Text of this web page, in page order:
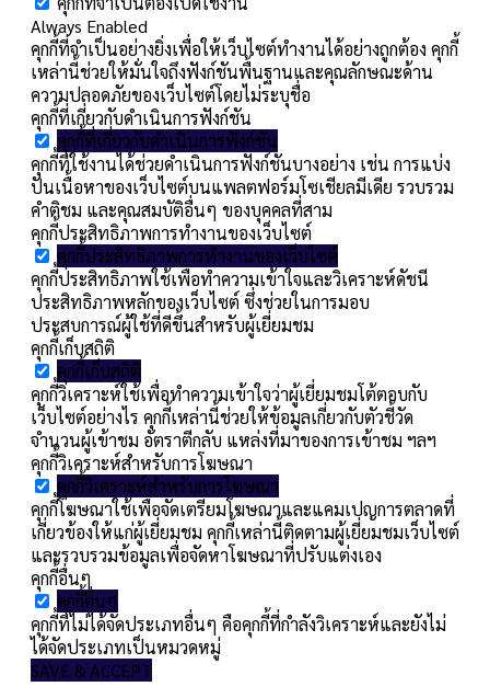
Always Enabled
คุกกี้ที่จำเป็นอย่างยิ่งเพื่อให้เว็บไซต์ทำงานได้อย่างถูกต้อง คุกกี้
เหล่านี้ช่วยให้มั่นใจถึงฟังก์ชันพื้นฐานและคุณลักษณะด้าน
ความปลอดภัยของเว็บไซต์โดยไม่ระบุชื่อ
คุกกี้ที่เกี่ยวกับดำเนินการฟังก์ชัน
คุกกี้ที่เกี่ยวกับดำเนินการฟังก์ชัน
คุกกี้ที่ใช้งานได้ช่วยดำเนินการฟังก์ชันบางอย่าง เช่น การแบ่ง
ปันเนื้อหาของเว็บไซต์บนแพลตฟอร์มโซเชียลมีเดีย รวบรวม
คำติชม และคุณสมบัติอื่นๆ ของบุคคลที่สาม
คุกกี้ประสิทธิภาพการทำงานของเว็บไซต์
คุกกี้ประสิทธิภาพการทำงานของเว็บไซต์
คุกกี้ประสิทธิภาพใช้เพื่อทำความเข้าใจและวิเคราะห์ดัชนี
ประสิทธิภาพหลักของเว็บไซต์ ซึ่งช่วยในการมอบ
ประสบการณ์ผู้ใช้ที่ดีขึ้นสำหรับผู้เยี่ยมชม
คุกกี้เก็บสถิติ
คุกกี้เก็บสถิติ
คุกกี้วิเคราะห์ใช้เพื่อทำความเข้าใจว่าผู้เยี่ยมชมโต้ตอบกับ
เว็บไซต์อย่างไร คุกกี้เหล่านี้ช่วยให้ข้อมูลเกี่ยวกับตัวชี้วัด
จำนวนผู้เข้าชม อัตราตีกลับ แหล่งที่มาของการเข้าชม ฯลฯ
คุกกี้วิเคราะห์สำหรับการโฆษณา
คุกกี้วิเคราะห์สำหรับการโฆษณา
คุกกี้โฆษณาใช้เพื่อจัดเตรียมโฆษณาและแคมเปญการตลาดที่
เกี่ยวข้องให้แก่ผู้เยี่ยมชม คุกกี้เหล่านี้ติดตามผู้เยี่ยมชมเว็บไซต์
และรวบรวมข้อมูลเพื่อจัดหาโฆษณาที่ปรับแต่งเอง
คุกกี้อื่นๆ
คุกกี้อื่นๆ
คุกกี้ที่ไม่ได้จัดประเภทอื่นๆ คือคุกกี้ที่กำลังวิเคราะห์และยังไม่
ได้จัดประเภทเป็นหมวดหมู่
SAVE & ACCEPT